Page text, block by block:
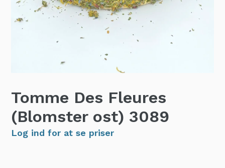
Tomme Des Fleures
(Blomster ost) 3089
Log ind for at se priser